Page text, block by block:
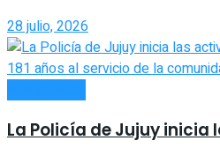
28 julio, 2026
La Policía de Jujuy